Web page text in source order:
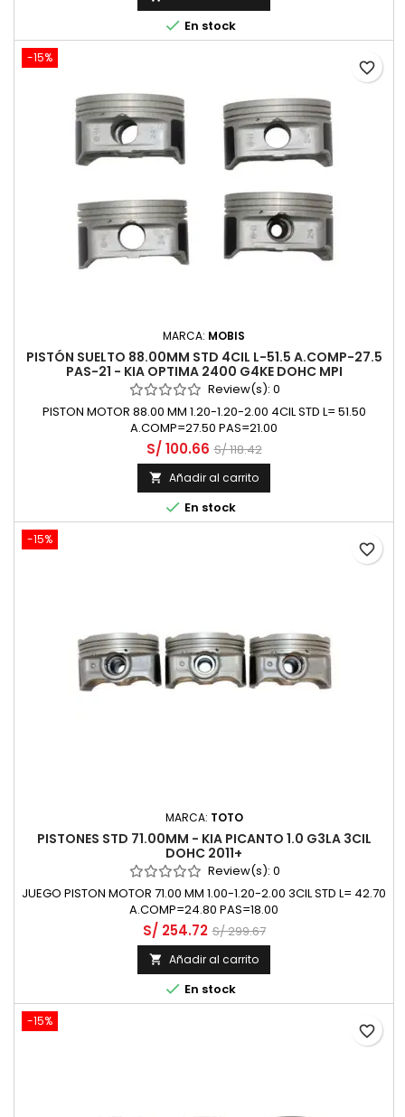
 En stock
-15%
MARCA: MOBIS
PISTÓN SUELTO 88.00MM STD 4CIL L-51.5 A.COMP-27.5
PAS-21 - KIA OPTIMA 2400 G4KE DOHC MPI
Review(s): 0
PISTON MOTOR 88.00 MM 1.20-1.20-2.00 4CIL STD L= 51.50
A.COMP=27.50 PAS=21.00
S/ 100.66 S/ 118.42
 Añadir al carrito
 En stock
favorite_border
-15%
MARCA: TOTO
PISTONES STD 71.00MM - KIA PICANTO 1.0 G3LA 3CIL
DOHC 2011+
Review(s): 0
JUEGO PISTON MOTOR 71.00 MM 1.00-1.20-2.00 3CIL STD L= 42.70
A.COMP=24.80 PAS=18.00
S/ 254.72 S/ 299.67
 Añadir al carrito
 En stock
favorite_border
-15%
favorite_border